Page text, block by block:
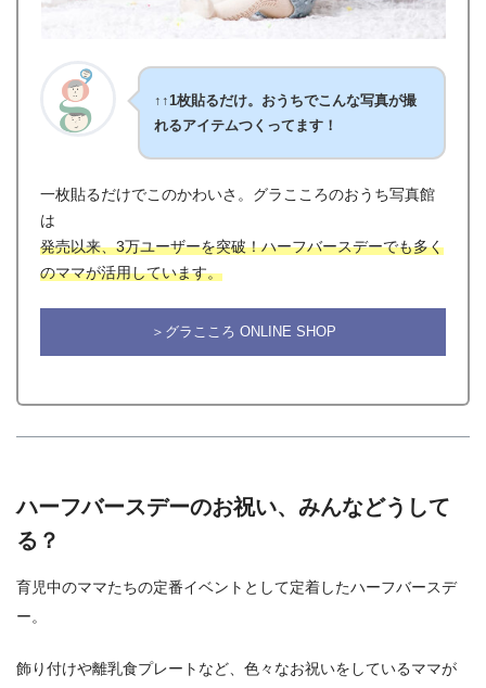
↑↑1枚貼るだけ。おうちでこんな写真が撮
れるアイテムつくってます！
一枚貼るだけでこのかわいさ。グラこころのおうち写真館
は
発売以来、3万ユーザーを突破！ハーフバースデーでも多く
のママが活用しています。
＞グラこころ ONLINE SHOP
ハーフバースデーのお祝い、みんなどうして
る？
育児中のママたちの定番イベントとして定着したハーフバースデ
ー。
飾り付けや離乳食プレートなど、色々なお祝いをしているママが